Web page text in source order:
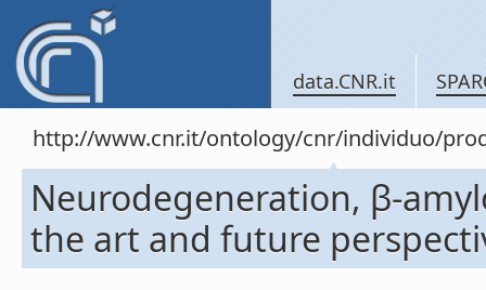
data.CNR.it
http://www.cnr.it/ontology/cnr/individuo/
Neurodegeneration, β-
the art and future